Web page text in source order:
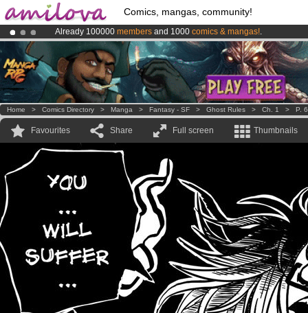
Comics, mangas, community!
Already 100000 members and 1000 comics & mangas!.
AmilovaKickstarter is now LIVE!.
Premium membership from3.95 euros per month !Get membership
Home > Comics Directory > Manga > Fantasy - SF > Ghost Rules > Ch. 1 > P. 6
Favourites Share Full screen Thumbnails